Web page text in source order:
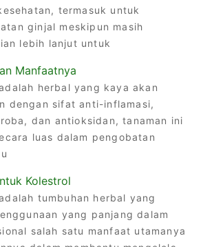
termasuk untuk
ginjal meskipun masih
lebih lanjut untuk
Manfaatnya
herbal yang kaya akan
dengan sifat anti-inflamasi,
dan antioksidan, tanaman ini
luas dalam pengobatan
Kolestrol
tumbuhan herbal yang
yang panjang dalam
salah satu manfaat utamanya